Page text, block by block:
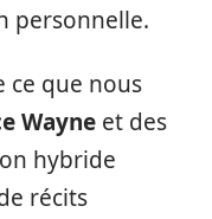
personnelle.
ce que nous
Wayne et des
hybride
récits